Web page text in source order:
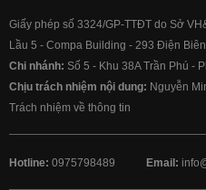
Giấy phép số 3324/GP-TTĐT do Sở
Lầu 5 - Compa Building - 293 Điện
Chi nhánh: Số 5 - Khu 38A Trần Phú -
Chịu trách nhiệm nội dung: Nguyễn
Trách nhiệm về thông tin
Hotline: 0975798489 Email: